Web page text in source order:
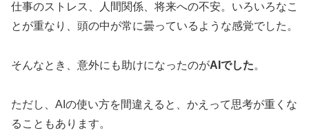
仕事のストレス、人間関係、将来への不安。いろいろなこ
とが重なり、頭の中が常に曇っているような感覚でした。
そんなとき、意外にも助けになったのがAIでした。
ただし、AIの使い方を間違えると、かえって思考が重くな
ることもあります。